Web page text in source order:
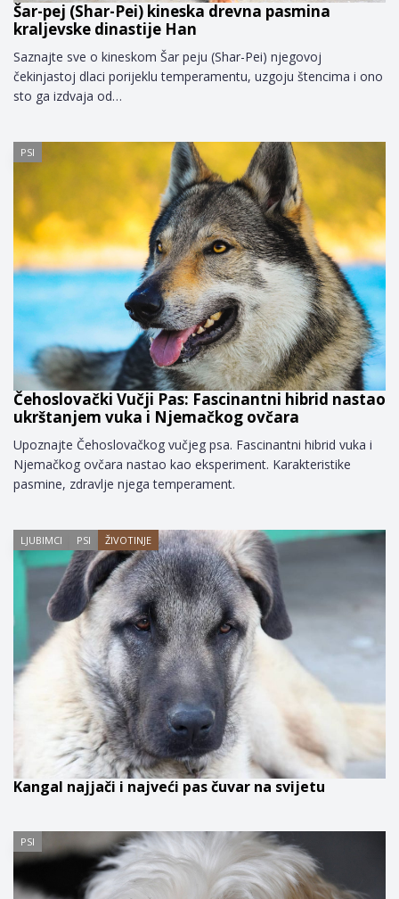
Šar-pej (Shar-Pei) kineska drevna pasmina
kraljevske dinastije Han
Saznajte sve o kineskom Šar peju (Shar-Pei) njegovoj
čekinjastoj dlaci porijeklu temperamentu, uzgoju štencima i ono
sto ga izdvaja od…
PSI
Čehoslovački Vučji Pas: Fascinantni hibrid nastao
ukrštanjem vuka i Njemačkog ovčara
Upoznajte Čehoslovačkog vučjeg psa. Fascinantni hibrid vuka i
Njemačkog ovčara nastao kao eksperiment. Karakteristike
pasmine, zdravlje njega temperament.
LJUBIMCI PSI ŽIVOTINJE
Kangal najjači i najveći pas čuvar na svijetu
PSI